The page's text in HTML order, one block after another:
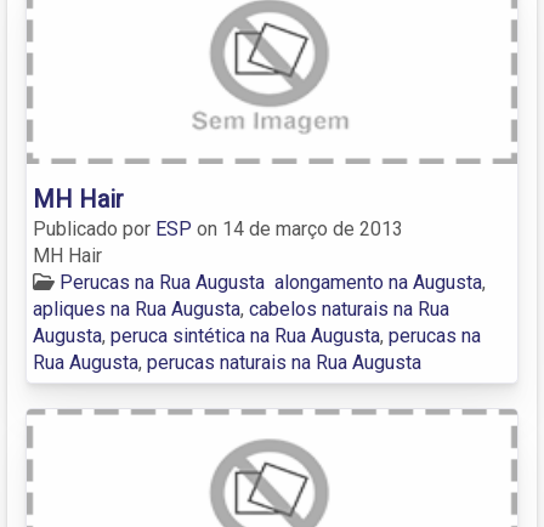
MH Hair
Publicado por ESP on 14 de março de 2013
MH Hair
Perucas na Rua Augusta alongamento na Augusta,
apliques na Rua Augusta, cabelos naturais na Rua
Augusta, peruca sintética na Rua Augusta, perucas na
Rua Augusta, perucas naturais na Rua Augusta